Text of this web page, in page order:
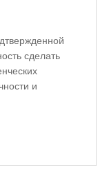
сделать
и